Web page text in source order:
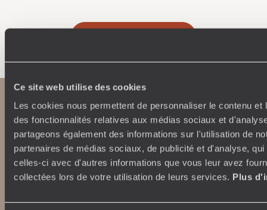
Ce site web utilise des cookies
Les cookies nous permettent de personnaliser le contenu et
des fonctionnalités relatives aux médias sociaux et
partageons également des informations sur l'utilisation de
partenaires de médias sociaux, de publicité et d'analyse,
celles-ci avec d'autres informations que vous leur avez
collectées lors de votre utilisation de leurs services. Plus